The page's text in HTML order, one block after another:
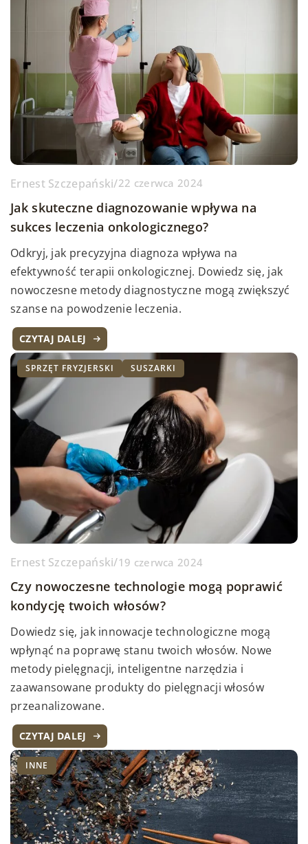
Ernest Szczepański/22 czerwca 2024
Jak skuteczne diagnozowanie wpływa na
sukces leczenia onkologicznego?
Odkryj, jak precyzyjna diagnoza wpływa na
efektywność terapii onkologicznej. Dowiedz się, jak
nowoczesne metody diagnostyczne mogą zwiększyć
szanse na powodzenie leczenia.
CZYTAJ DALEJ
SPRZĘT FRYZJERSKI SUSZARKI
Ernest Szczepański/19 czerwca 2024
Czy nowoczesne technologie mogą poprawić
kondycję twoich włosów?
Dowiedz się, jak innowacje technologiczne mogą
wpłynąć na poprawę stanu twoich włosów. Nowe
metody pielęgnacji, inteligentne narzędzia i
zaawansowane produkty do pielęgnacji włosów
przeanalizowane.
CZYTAJ DALEJ
INNE